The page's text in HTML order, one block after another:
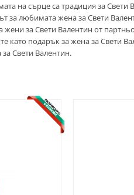
на сърце са традиция за Свети
за любимата жена за Свети
жени за Свети Валентин от
като подарък за жена за Свети
Свети Валентин.